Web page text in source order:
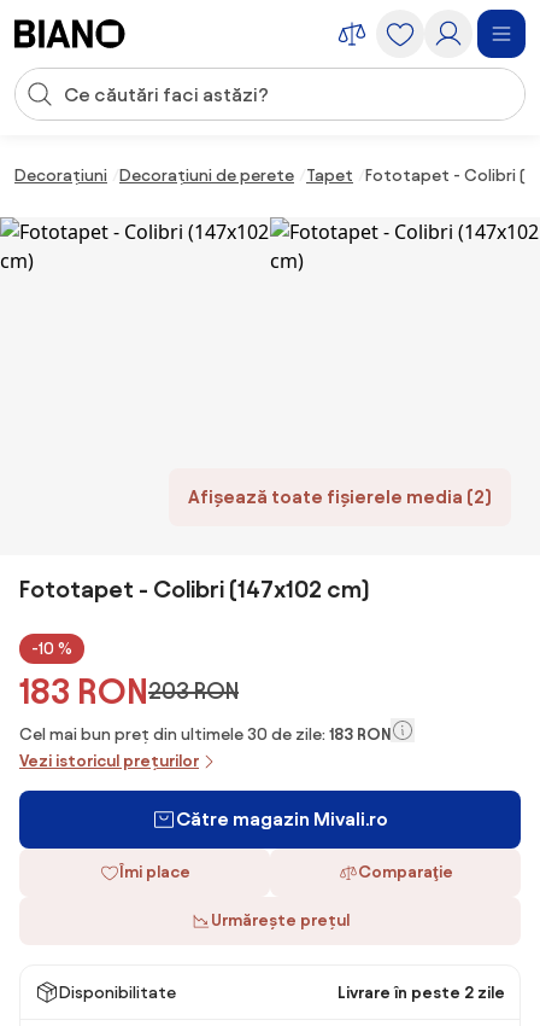
Introducerea căutării
Decorațiuni Decorațiuni de perete Tapet Fototapet - Colibri
Afișează toate fișierele media (2)
Fototapet - Colibri (147x102 cm)
-10 %
183 RON203 RON
Cel mai bun preț din ultimele 30 de zile: 183 RON
Vezi istoricul prețurilor
Către magazin Mivali.ro
Îmi place Comparaţie
Urmărește prețul
Disponibilitate Livrare în peste 2 zile